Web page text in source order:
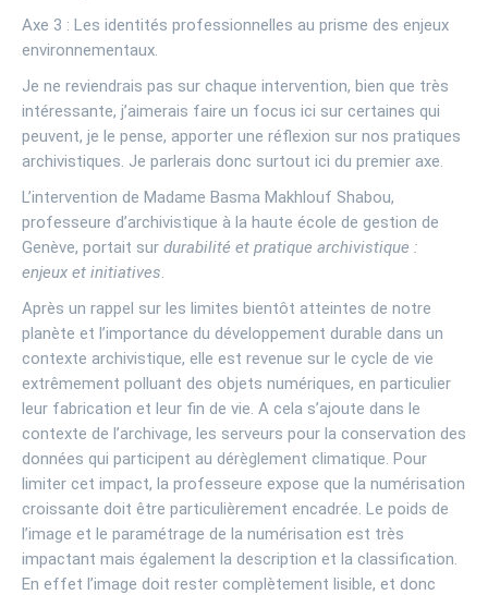
Axe 3 : Les identités professionnelles au prisme des enjeux
environnementaux.
Je ne reviendrais pas sur chaque intervention, bien que très
intéressante, j’aimerais faire un focus ici sur certaines qui
peuvent, je le pense, apporter une réflexion sur nos pratiques
archivistiques. Je parlerais donc surtout ici du premier axe.
L’intervention de Madame Basma Makhlouf Shabou,
professeure d’archivistique à la haute école de gestion de
Genève, portait sur durabilité et pratique archivistique :
enjeux et initiatives.
Après un rappel sur les limites bientôt atteintes de notre
planète et l’importance du développement durable dans un
contexte archivistique, elle est revenue sur le cycle de vie
extrêmement polluant des objets numériques, en particulier
leur fabrication et leur fin de vie. A cela s’ajoute dans le
contexte de l’archivage, les serveurs pour la conservation des
données qui participent au dérèglement climatique. Pour
limiter cet impact, la professeure expose que la numérisation
croissante doit être particulièrement encadrée. Le poids de
l’image et le paramétrage de la numérisation est très
impactant mais également la description et la classification.
En effet l’image doit rester complètement lisible, et donc